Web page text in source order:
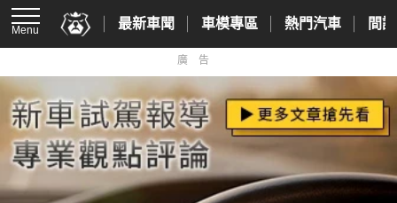
Menu 最新車聞 車模專區 熱門汽車 間
廣告